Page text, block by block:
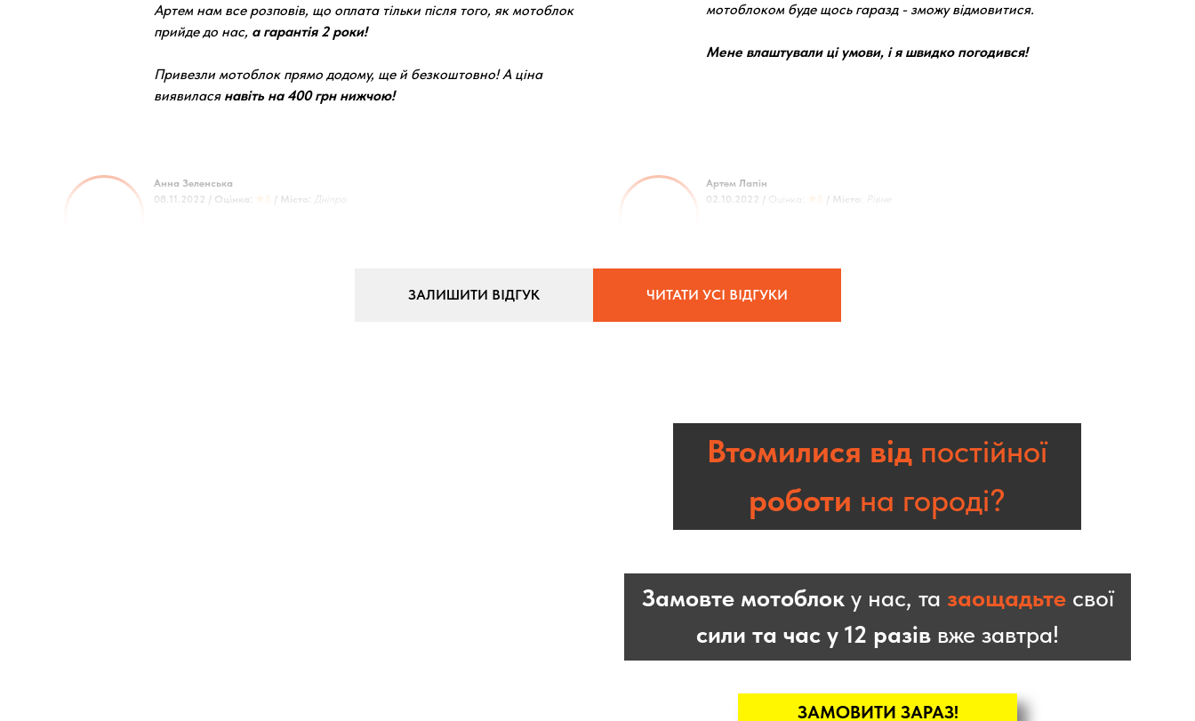
мотоблоком буде щось гаразд - зможу відмовитися.
Мене влаштували ці умови, і я швидко погодився!
Артем нам все розповів, що оплата тільки після того, як мотоблок
прийде до нас, а гарантія 2 роки!
Привезли мотоблок прямо додому, ще й безкоштовно! А ціна
виявилася навіть на 400 грн нижчою!
Артем Лапін
02.10.2022 / Оцінка: ★5 / Місто Рівне
Анна Зеленська
08.11.2022 / Оцінка: ★5 / Місто: Дніпро
ЗАЛИШИТИ ВІДГУК ЧИТАТИ УСІ ВІДГУКИ
ЗАМОВИТИ ЗАРАЗ!
Замовте мотоблок у нас, та заощадьтесвої
сили та час у 12 разів вже завтра!
Втомилися від постійної
роботи на городі?